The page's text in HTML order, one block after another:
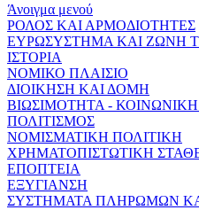
Άνοιγμα μενού
ΡΟΛΟΣ ΚΑΙ ΑΡΜΟΔΙΟΤΗΤΕΣ
ΕΥΡΩΣΥΣΤΗΜΑ ΚΑΙ ΖΩΝΗ
ΙΣΤΟΡΙΑ
ΝΟΜΙΚΟ ΠΛΑΙΣΙΟ
ΔΙΟΙΚΗΣΗ ΚΑΙ ΔΟΜΗ
ΒΙΩΣΙΜΟΤΗΤΑ -
ΠΟΛΙΤΙΣΜΟΣ
ΝΟΜΙΣΜΑΤΙΚΗ ΠΟΛΙΤΙΚΗ
ΧΡΗΜΑΤΟΠΙΣΤΩΤΙΚΗ
ΕΠΟΠΤΕΙΑ
ΕΞΥΓΙΑΝΣΗ
ΣΥΣΤΗΜΑΤΑ ΠΛΗΡΩΜΩΝ